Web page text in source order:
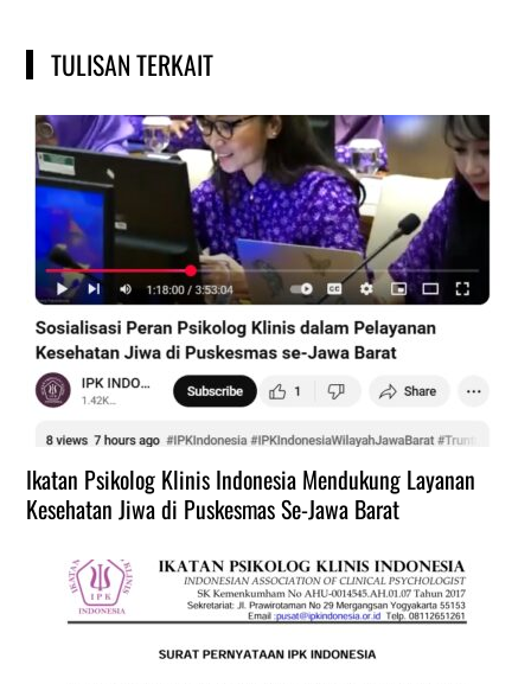
TULISAN TERKAIT
Ikatan Psikolog Klinis Indonesia Mendukung Layanan
Kesehatan Jiwa di Puskesmas Se-Jawa Barat